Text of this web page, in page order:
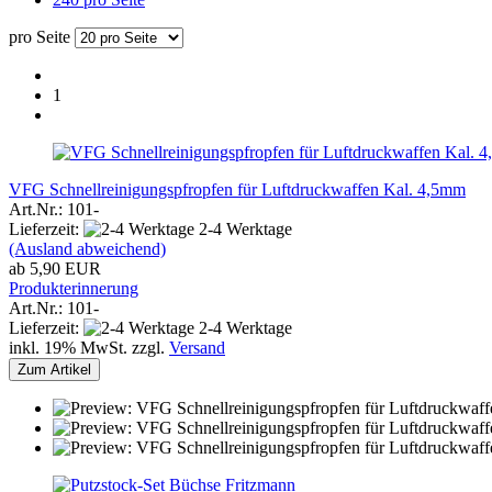
pro Seite
1
VFG Schnellreinigungspfropfen für Luftdruckwaffen Kal. 4,5mm
Art.Nr.: 101-
Lieferzeit:
2-4 Werktage
(Ausland abweichend)
ab 5,90 EUR
Produkterinnerung
Art.Nr.: 101-
Lieferzeit:
2-4 Werktage
inkl. 19% MwSt. zzgl. Versand
Zum Artikel
Fritzmann